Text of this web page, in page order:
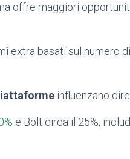
offre maggiori
extra basati sul numero
influenzano
e Bolt circa il 25%,